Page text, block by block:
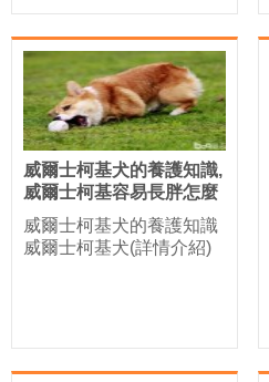
威爾士柯基犬的養護知識,
威爾士柯基容易長胖怎麼
辦
威爾士柯基犬的養護知識
威爾士柯基犬(詳情介紹)